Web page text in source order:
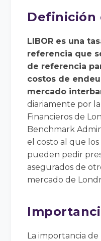
Definición
LIBOR es una
referencia que
de referencia
costos de
mercado
diariamente por
Financieros de
Benchmark
el costo al que
pueden pedir
asegurados de
mercado de
La importancia de